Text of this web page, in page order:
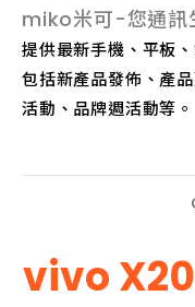
miko米可-您通訊
提供最新手機、平板
包括新產品發佈、產
活動、品牌週活動等。
vivo